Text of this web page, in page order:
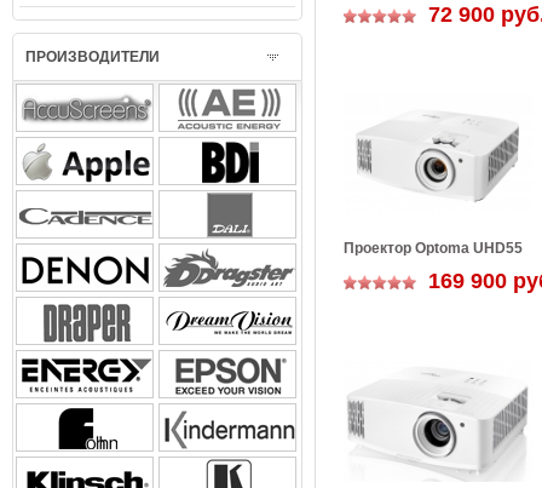
ПРОИЗВОДИТЕЛИ
72 900
Проектор Optoma UHD55
169 900